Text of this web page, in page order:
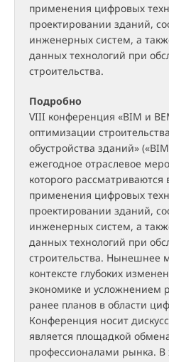
применения цифровых
проектировании зданий,
инженерных систем, а
данных технологий при
строительства.
Подробно
VIII конференция «BIM и
оптимизации
обустройства зданий»
ежегодное отраслевое
которого рассматриваются
применения цифровых
проектировании зданий,
инженерных систем, а
данных технологий при
строительства. Нынешнее
контексте глубоких
экономике и усложнением
ранее планов в области
Конференция носит
является площадкой
профессионалами рынка. В